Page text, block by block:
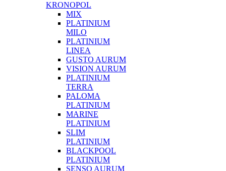
KRONOPOL
MIX
PLATINIUM
MILO
PLATINIUM
LINEA
GUSTO AURUM
VISION AURUM
PLATINIUM
TERRA
PALOMA
PLATINIUM
MARINE
PLATINIUM
SLIM
PLATINIUM
BLACKPOOL
PLATINIUM
SENSO AURUM